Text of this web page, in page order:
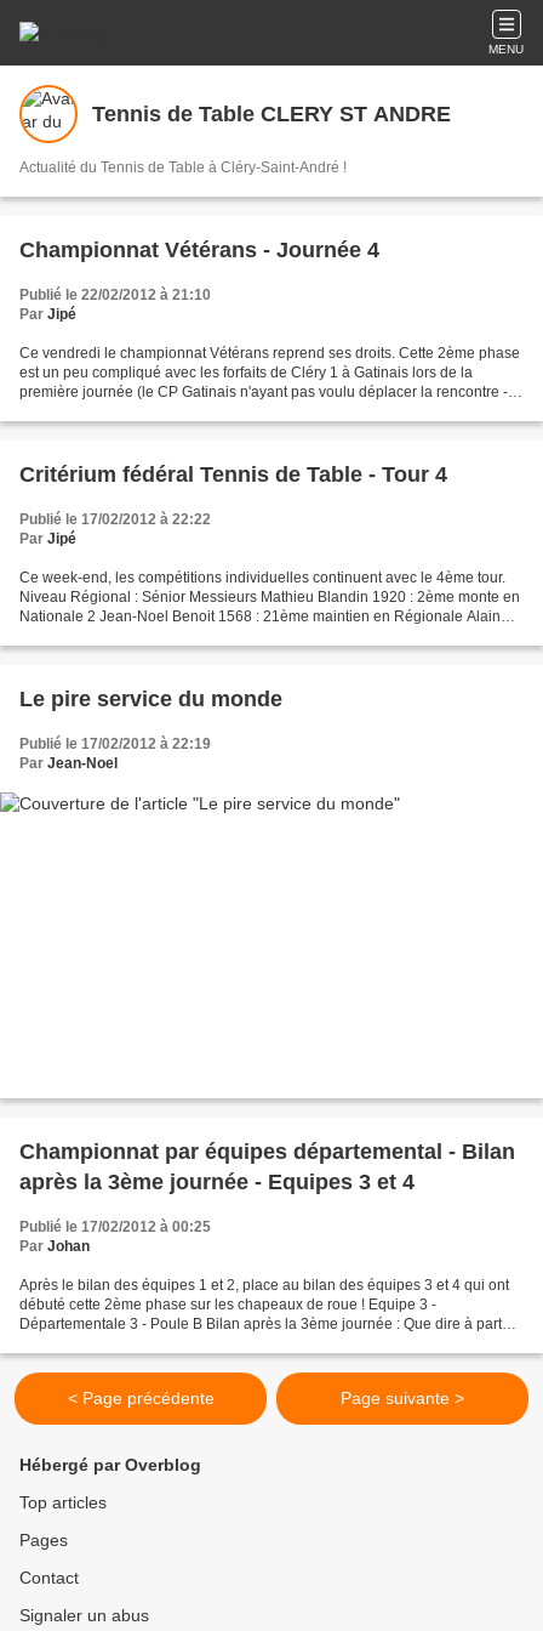
MENU
Tennis de Table CLERY ST ANDRE
Actualité du Tennis de Table à Cléry-Saint-André !
Championnat Vétérans - Journée 4
Publié le 22/02/2012 à 21:10
Par Jipé
Ce vendredi le championnat Vétérans reprend ses droits. Cette 2ème phase
est un peu compliqué avec les forfaits de Cléry 1 à Gatinais lors de la
première journée (le CP Gatinais n'ayant pas voulu déplacer la rencontre -
Critérium fédéral Tennis de Table - Tour 4
Publié le 17/02/2012 à 22:22
Par Jipé
Ce week-end, les compétitions individuelles continuent avec le 4ème tour.
Niveau Régional : Sénior Messieurs Mathieu Blandin 1920 : 2ème monte en
Nationale 2 Jean-Noel Benoit 1568 : 21ème maintien en Régionale Alain
Le pire service du monde
Publié le 17/02/2012 à 22:19
Par Jean-Noel
Championnat par équipes départemental - Bilan
après la 3ème journée - Equipes 3 et 4
Publié le 17/02/2012 à 00:25
Par Johan
Après le bilan des équipes 1 et 2, place au bilan des équipes 3 et 4 qui ont
débuté cette 2ème phase sur les chapeaux de roue ! Equipe 3 -
Départementale 3 - Poule B Bilan après la 3ème journée : Que dire à part
< Page précédente Page suivante >
Hébergé par Overblog
Top articles
Pages
Contact
Signaler un abus